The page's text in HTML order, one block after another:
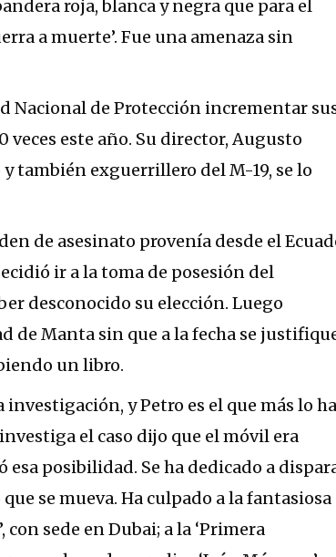
roja, blanca y negra que para el
a muerte’. Fue una amenaza sin
Nacional de Protección incrementar
veces este año. Su director, Augusto
también exguerrillero del M-19, se lo
de asesinato provenía desde el
ir a la toma de posesión del
desconocido su elección. Luego
de Manta sin que a la fecha se
un libro.
y Petro es el que más lo ha
el caso dijo que el móvil era
posibilidad. Se ha dedicado a
se mueva. Ha culpado a la fantasiosa
sede en Dubai; a la ‘Primera